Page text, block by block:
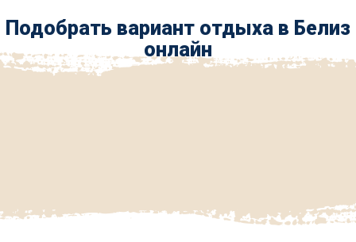
Подобрать вариант отдыха в Белиз
онлайн